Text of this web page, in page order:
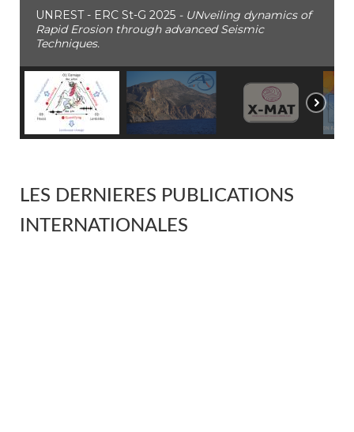
UNREST - ERC St-G 2025 - UNveiling dynamics of
Rapid Erosion through advanced Seismic
Techniques.
LES DERNIERES PUBLICATIONS
INTERNATIONALES